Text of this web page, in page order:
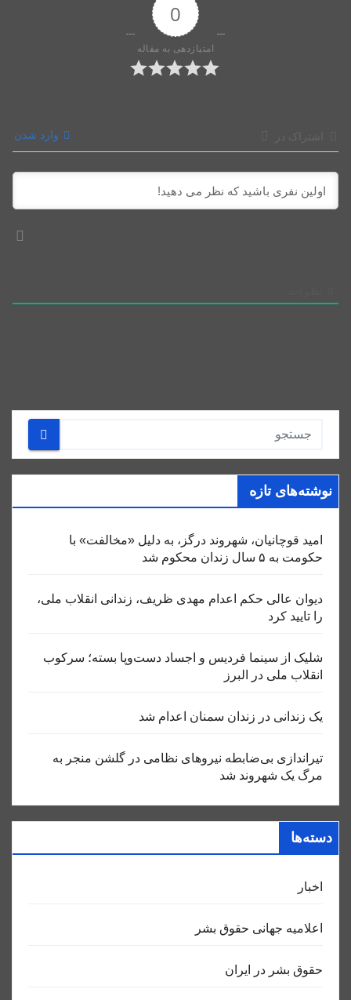
0
امتیازدهی به مقاله
اشتراک در وارد شدن
نوشته‌های تازه
امید قوچانیان، شهروند درگز، به دلیل «مخالفت» با
حکومت به ۵ سال زندان محکوم شد
دیوان عالی حکم اعدام مهدی ظریف، زندانی انقلاب ملی،
را تایید کرد
شلیک از سینما فردیس و اجساد دست‌وپا بسته؛ سرکوب
انقلاب ملی در البرز
یک زندانی در زندان سمنان اعدام شد
تیراندازی بی‌ضابطه نیروهای نظامی در گلشن منجر به
مرگ یک شهروند شد
دسته‌ها
اخبار
اعلاميه جهانی حقوق بشر
حقوق بشر در ایران